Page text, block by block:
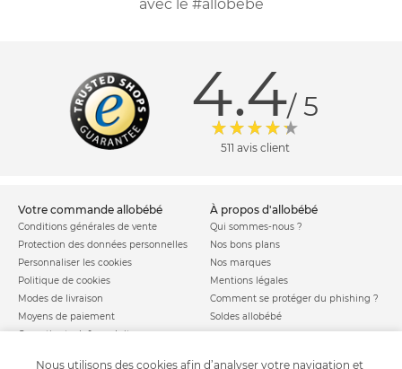
avec le #allobebe
4.4/ 5
511 avis client
votre commande allobébé
Conditions générales de vente
Protection des données personnelles
Personnaliser les cookies
Politique de cookies
Modes de livraison
Moyens de paiement
Garantie stock & produit
à propos d'allobébé
Qui sommes-nous ?
Nos bons plans
Nos marques
Mentions légales
Comment se protéger du phishing ?
Soldes allobébé
Nous utilisons des cookies afin d’analyser votre navigation et